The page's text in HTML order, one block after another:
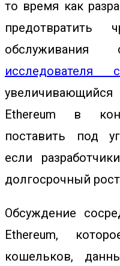
то время как
предотвратить
исследователя
Ethereum в
поставить под
если
долгосрочный
Обсуждение
Ethereum,
кошельков,